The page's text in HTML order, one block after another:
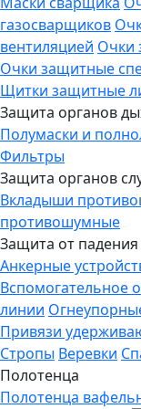
газосварщиков
вентиляцией Очки
Очки защитные
Щитки защитные
Защита органов
Полумаски и
Фильтры
Защита органов
Вкладыши
противошумные
Защита от
Анкерные
Вспомогательное
линии
Привязи
Стропы Веревки
Полотенца
Полотенца